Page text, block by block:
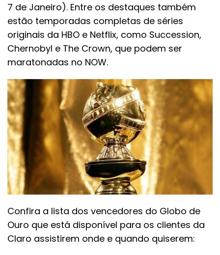
7 de Janeiro). Entre os destaques também
estão temporadas completas de séries
originais da HBO e Netflix, como Succession,
Chernobyl e The Crown, que podem ser
maratonadas no NOW.
Confira a lista dos vencedores do Globo de
Ouro que está disponível para os clientes da
Claro assistirem onde e quando quiserem: